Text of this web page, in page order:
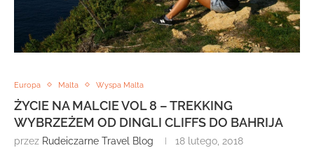
Europa Malta Wyspa Malta
ŻYCIE NA MALCIE VOL 8 – TREKKING
WYBRZEŻEM OD DINGLI CLIFFS DO BAHRIJA
przez Rudeiczarne Travel Blog 18 lutego, 2018